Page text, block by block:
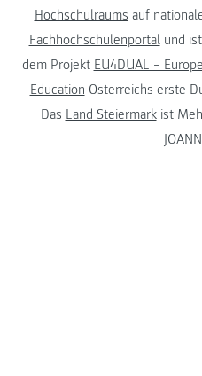
Hochschulraums auf
Fachhochschulenportalund ist
dem Projekt EU4DUAL –
Education Österreichs erste
Das Land Steiermarkist